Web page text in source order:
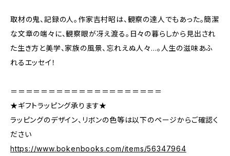
取材の鬼、記録の人。作家吉村昭は、観察の達人でもあった。簡潔
な文章の端々に、観察眼が冴え渡る。日々の暮らしから見出され
た生き方と美学、家族の風景、忘れえぬ人々…。人生の滋味あふ
れるエッセイ！
＝＝＝＝＝＝＝＝＝＝＝＝＝＝＝＝＝＝＝＝
★ギフトラッピング承ります★
ラッピングのデザイン、リボンの色等は以下のページからご確認く
ださい
https://www.bokenbooks.com/items/56347964